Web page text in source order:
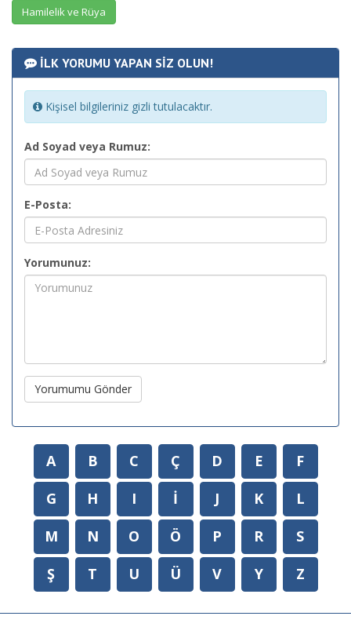
Hamilelik ve Rüya
İLK YORUMU YAPAN SİZ OLUN!
Kişisel bilgileriniz gizli tutulacaktır.
Ad Soyad veya Rumuz:
E-Posta:
Yorumunuz:
Yorumumu Gönder
A B C Ç D E
F
G
H I İ J K
L
M
N O Ö P R
S
Ş
T U Ü V Y Z